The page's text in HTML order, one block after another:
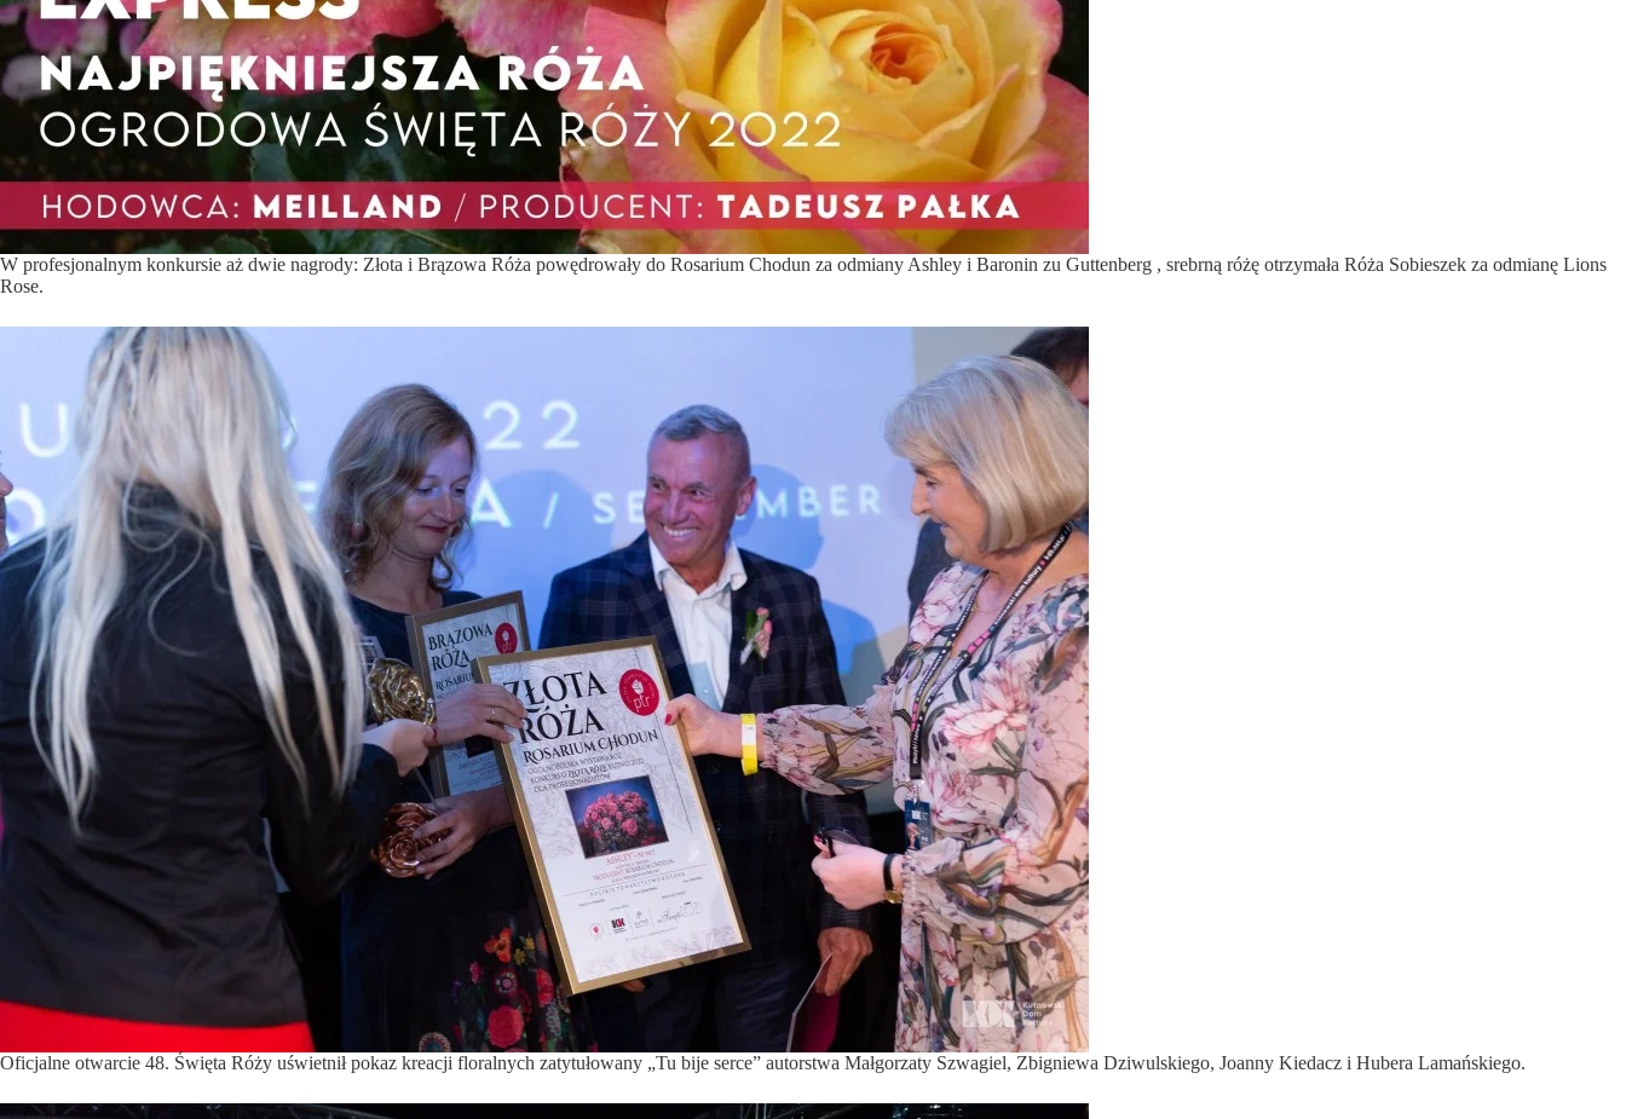
W profesjonalnym konkursie aż dwie nagrody: Złota i Brązowa Róża powędrowały do Rosarium Chodun za odmiany Ashley i Baronin zu Guttenberg , srebrną różę otrzymała Róża Sobieszek za odmianę Lions
Rose.
Oficjalne otwarcie 48. Święta Róży uświetnił pokaz kreacji floralnych zatytułowany „Tu bije serce” autorstwa Małgorzaty Szwagiel, Zbigniewa Dziwulskiego, Joanny Kiedacz i Hubera Lamańskiego.